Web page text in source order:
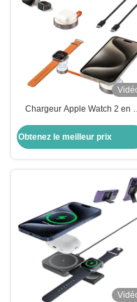
Chargeur Apple Watch 2 en 1
Obtenez le meilleur prix